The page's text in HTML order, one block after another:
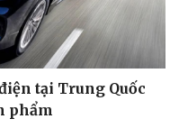
tại Trung Quốc
phẩm